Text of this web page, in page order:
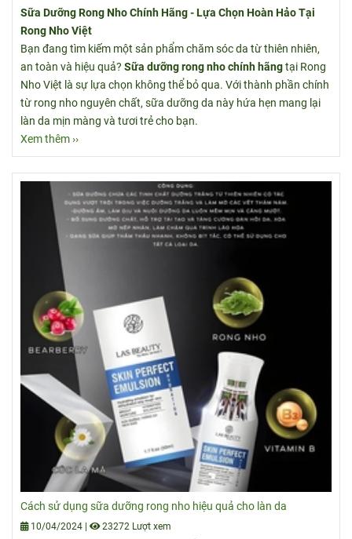
Sữa Dưỡng Rong Nho Chính Hãng - Lựa Chọn Hoàn Hảo Tại
Rong Nho Việt
Bạn đang tìm kiếm một sản phẩm chăm sóc da từ thiên nhiên,
an toàn và hiệu quả? Sữa dưỡng rong nho chính hãngtại Rong
Nho Việt là sự lựa chọn không thể bỏ qua. Với thành phần chính
từ rong nho nguyên chất, sữa dưỡng da này hứa hẹn mang lại
làn da mịn màng và tươi trẻ cho bạn.
Xem thêm ››
Cách sử dụng sữa dưỡng rong nho hiệu quả cho làn da
10/04/2024 23272 Lượt xem